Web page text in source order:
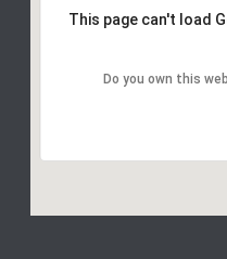
This page can't load
Do you own this